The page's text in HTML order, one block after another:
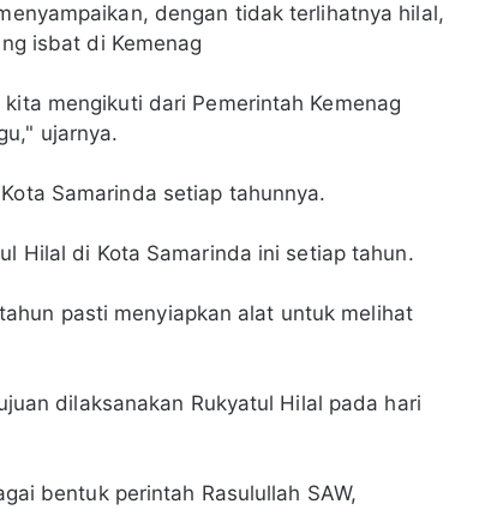
dengan tidak terlihatnya hilal,
isbat di Kemenag
mengikuti dari Pemerintah Kemenag
ujarnya.
Samarinda setiap tahunnya.
Hilal di Kota Samarinda ini setiap tahun.
pasti menyiapkan alat untuk melihat
dilaksanakan Rukyatul Hilal pada hari
bentuk perintah Rasulullah SAW,